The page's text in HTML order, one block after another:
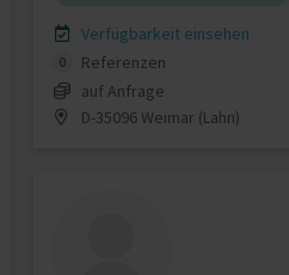
Verfügbarkeit einsehen
0
Referenzen
auf Anfrage
D-35096 Weimar (Lahn)